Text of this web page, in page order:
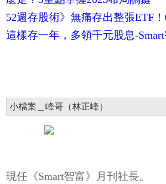
52週存股術》無痛存出整張ETF！
這樣存一年，多領千元股息-
小檔案＿峰哥（林正峰）
現任《Smart智富》月刊社長。